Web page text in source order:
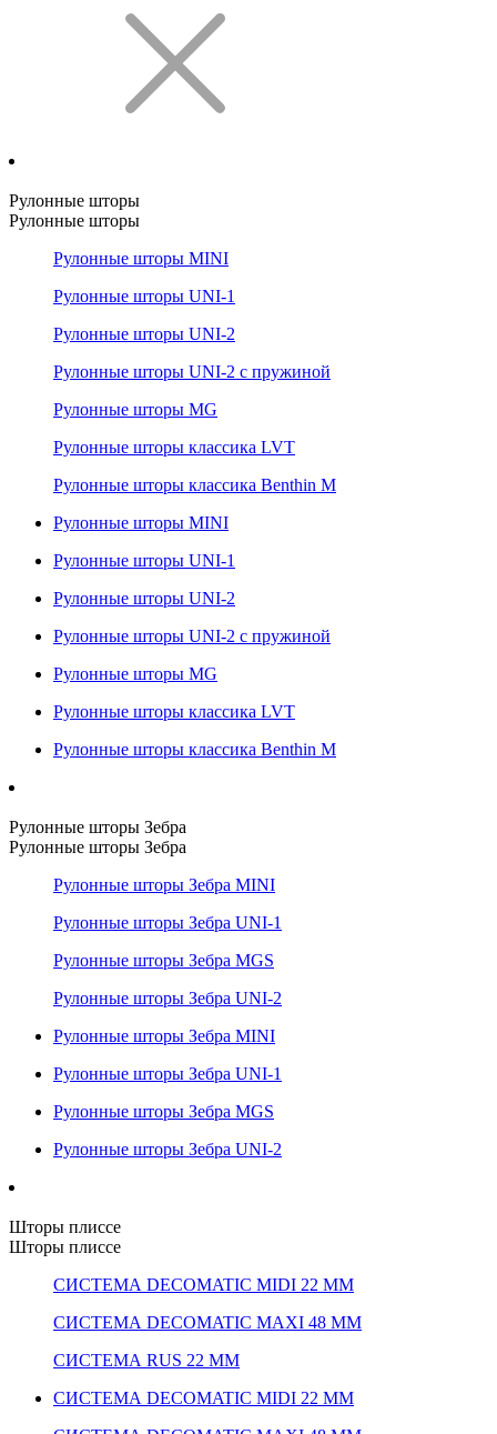
Рулонные шторы
Рулонные шторы
Рулонные шторы MINI
Рулонные шторы UNI-1
Рулонные шторы UNI-2
Рулонные шторы UNI-2 с пружиной
Рулонные шторы MG
Рулонные шторы классика LVT
Рулонные шторы классика Benthin M
Рулонные шторы MINI
Рулонные шторы UNI-1
Рулонные шторы UNI-2
Рулонные шторы UNI-2 с пружиной
Рулонные шторы MG
Рулонные шторы классика LVT
Рулонные шторы классика Benthin M
Рулонные шторы Зебра
Рулонные шторы Зебра
Рулонные шторы Зебра MINI
Рулонные шторы Зебра UNI-1
Рулонные шторы Зебра MGS
Рулонные шторы Зебра UNI-2
Рулонные шторы Зебра MINI
Рулонные шторы Зебра UNI-1
Рулонные шторы Зебра MGS
Рулонные шторы Зебра UNI-2
Шторы плиссе
Шторы плиссе
СИСТЕМА DECOMATIC MIDI 22 ММ
СИСТЕМА DECOMATIC MAXI 48 ММ
СИСТЕМА RUS 22 ММ
СИСТЕМА DECOMATIC MIDI 22 ММ